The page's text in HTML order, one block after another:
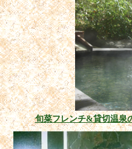
旬菜フレンチ&貸切温泉